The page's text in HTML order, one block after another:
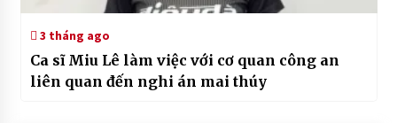
3 tháng ago
Ca sĩ Miu Lê làm việc với cơ quan công an
liên quan đến nghi án mai thúy